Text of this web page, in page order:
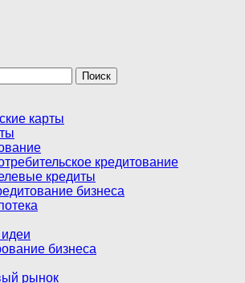
карты
кредитование
кредиты
бизнеса
бизнеса
рынок